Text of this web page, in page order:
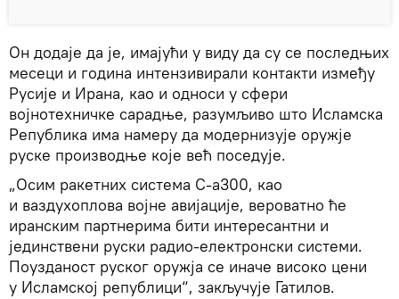
Он додаје да је, имајући у виду да су се последњих
месеци и година интензивирали контакти између
Русије и Ирана, као и односи у сфери
војнотехничке сарадње, разумљиво што Исламска
Република има намеру да модернизује оружје
руске производње које већ поседује.
„Осим ракетних система С-а300, као
и ваздухоплова војне авијације, вероватно ће
иранским партнерима бити интересантни и
јединствени руски радио-електронски системи.
Поузданост руског оружја се иначе високо цени
у Исламској републици“, закључује Гатилов.